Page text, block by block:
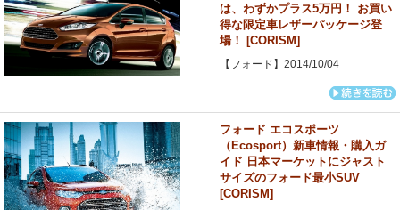
は、わずかプラス5万円！ お買い
得な限定車レザーパッケージ登
場！ [CORISM]
【フォード】2014/10/04
フォード エコスポーツ
（Ecosport）新車情報・購入ガ
イド 日本マーケットにジャスト
サイズのフォード最小SUV
[CORISM]